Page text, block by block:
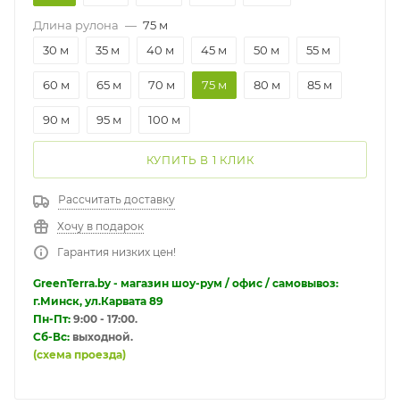
Длина рулона — 75 м
30 м
35 м 40 м 45 м 50 м 55 м
60 м 65 м 70 м 75 м 80 м 85 м
90 м 95 м 100 м
КУПИТЬ В 1 КЛИК
Рассчитать доставку
Хочу в подарок
Гарантия низких цен!
GreenTerra.by - магазин шоу-рум / офис / самовывоз:
г.Минск, ул.Карвата 89
Пн-Пт: 9:00 - 17:00.
Сб-Вс: выходной.
(схема проезда)